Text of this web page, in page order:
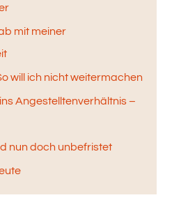
mit meiner
will ich nicht weitermachen
Angestelltenverhältnis –
nun doch unbefristet